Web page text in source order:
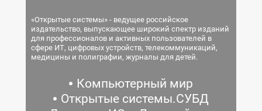
«Открытые системы» - ведущее российское
издательство, выпускающее широкий спектр изданий
для профессионалов и активных пользователей в
сфере ИТ, цифровых устройств, телекоммуникаций,
медицины и полиграфии, журналы для детей.
Компьютерный мир
Открытые системы.СУБД